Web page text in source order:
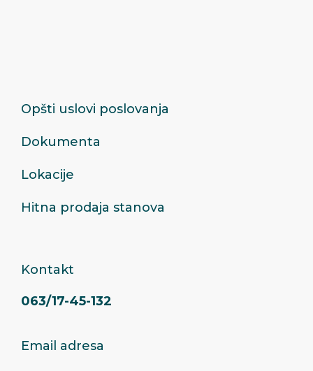
Opšti uslovi poslovanja
Dokumenta
Lokacije
Hitna prodaja stanova
Kontakt
063/17-45-132
Email adresa